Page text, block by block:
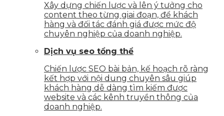
Xây dựng chiến lược và lên ý tưởng cho
content theo từng giai đoạn, để khách
hàng và đối tác đánh giá được mức độ
chuyên nghiệp của doanh nghiệp.
Dịch vụ seo tổng thể
Chiến lược SEO bài bản, kế hoạch rõ ràng
kết hợp với nội dung chuyên sâu giúp
khách hàng dễ dàng tìm kiếm được
website và các kênh truyền thông của
doanh nghiệp.